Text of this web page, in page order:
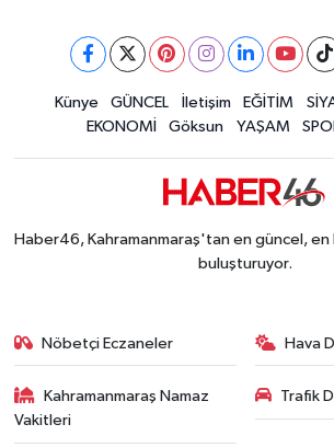
Künye GÜNCEL İletişim EĞİTİM
EKONOMİ
Göksun YAŞAM
Haber46, Kahramanmaraş'tan en güncel, en
buluşturuyor.
Nöbetçi Eczaneler Hava
Kahramanmaraş Namaz
Vakitleri
Trafik